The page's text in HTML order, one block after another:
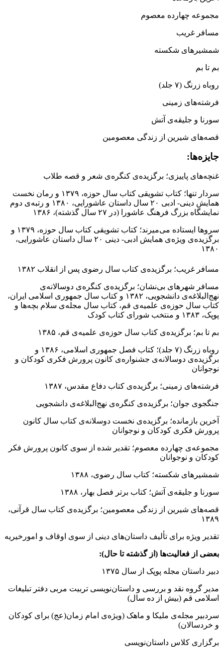
مجموعه چهارده معصوم
مسافر غریب
شمشیرهای شکسته
بم تا بم
روباه زرنگ (۷ جلد)
فرشته‌های زمینی
سورنا و جلیقه‌ی آتش
قصه‌های شیرین از زندگی معصومین
جایزه‌ها:
غنچه‌های پاییزی؛ برگزیده‌ی کنگره‌ی شعر و قصه طلاب
سردار تنها؛ کتاب تشویقی کتاب سال حوزه، ۱۳۷۹ و رمان نخست
همایش دینی‌- ادبی ۲۰ سال داستان عاشورایی، ۱۳۸۰ و رتبه‌ی دوم
نمایشگاه بزرگ فرهنگ عاشورا (در ۲۷ سال گذشته)، ۱۳۸۶
سروها ایستاده می‌میرند؛ کتاب تشویقی کتاب سال حوزه، ۱۳۷۹ و
برگزیده‌ی ویژه‌ی همایش ادبی- دینی ۲۰ سال داستان عاشورایی،
۱۳۸۰
مسافر غریب؛ برگزیده‌ی کتاب سال رضوی پس از انقلاب ۱۳۸۲
مسافر شهرهای بی‌نشان؛ برگزیده‌ی کنگره‌ی دوسالانه‌ی
نهج‌البلاغه‌ی دانشجویی، ۱۳۸۲ و کتاب سال جمهوری اسلامی ایران،
کتاب سال حوزه‌ی علمیه‌ی قم، کتاب سال مجله‌ی سلام بچه‌ها و
پوپک، ۱۳۸۳ و منتخب شورای کتاب کودک
بم تا بم؛ برگزیده‌ی کتاب سال حوزه‌ی علمیه‌ی قم، ۱۳۸۵
روباه زرنگ (۷ جلد)؛ کتاب فصل جمهوری اسلامی، ۱۳۸۶ و
برگزیده‌ی دوسالانه‌ی جشنواره‌ی کانون پرورش فکری کودکان و
نوجوانان
فرشته‌های زمینی؛ برگزیده‌ی کتاب دفاع مقدس، ۱۳۸۷
جنگجوی جوان؛ برگزیده‌ی کنگره‌ی نهج‌البلاغه‌ی دانشجویی
آخرین بازمانده؛ برگزیده‌ی نخست دوسلانه‌ی کتاب سال کانون
پرورش فکری کودکان و نوجوانان
مجموعه‌ی چهارده معصوم؛ تقدیر شده از سوی کانون پرورش فکر
کودکان و نوجوانان
شمشیرهای شکسته؛ کتاب سال رضوی، ۱۳۸۸
سورنا و جلیقه‌ی آتش؛ کتاب برتر فصل بهار، ۱۳۸۸
قصه‌های شیرین از زندگی معصومین؛ برگزیده‌ی کتاب سال قرآنی،
۱۳۸۹
تقدیر ویژه برای تألیف داستان‌های دینی از سوی اوقاف و امورخیریه
بعضى از فعالیت‌ها (از گذشته تا حال):
دبیر داستان مجله پوپک از سال ۱۳۷۵
مدیر گروه نقد و بررسی و داستان‌نویسی تربیت مربی دفتر تبلیغات
اسلامی قم (بیش از ده سال)
سردبیر مجله‌ی ملیکا و ماهک (ویژه‌ی امام زمان(عج) برای کودکان
و خردسالان)
برگزاری کلاس داستان‌نویسی